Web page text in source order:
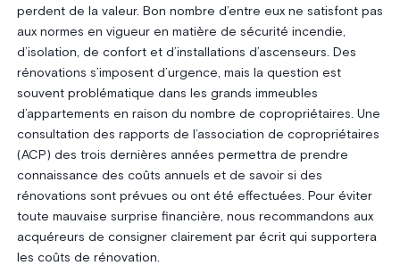
perdent de la valeur. Bon nombre d’entre eux ne satisfont pas
aux normes en vigueur en matière de sécurité incendie,
d’isolation, de confort et d’installations d’ascenseurs. Des
rénovations s’imposent d’urgence, mais la question est
souvent problématique dans les grands immeubles
d’appartements en raison du nombre de copropriétaires. Une
consultation des rapports de l’association de copropriétaires
(ACP) des trois dernières années permettra de prendre
connaissance des coûts annuels et de savoir si des
rénovations sont prévues ou ont été effectuées. Pour éviter
toute mauvaise surprise financière, nous recommandons aux
acquéreurs de consigner clairement par écrit qui supportera
les coûts de rénovation.